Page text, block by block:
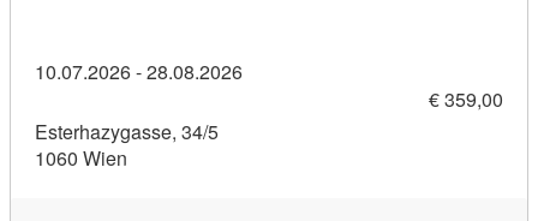
10.07.2026 - 28.08.2026
€ 359,00
Esterhazygasse, 34/5
1060 Wien